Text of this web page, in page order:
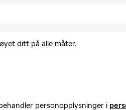
ditt på alle måter.
personopplysninger i